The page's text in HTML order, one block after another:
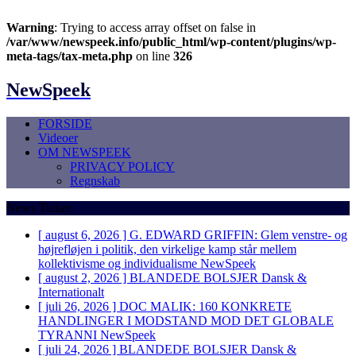
Warning: Trying to access array offset on false in
/var/www/newspeek.info/public_html/wp-content/plugins/wp-
meta-tags/tax-meta.php on line 326
NewSpeek
FORSIDE
Videoer
OM NEWSPEEK
PRIVACY POLICY
Regnskab
News Ticker
[ august 6, 2026 ] G. EDWARD GRIFFIN: Glem venstre- og
højrefløjen i politik, den virkelige kamp står mellem
kollektivisme og individualisme NewSpeek
[ august 2, 2026 ] BLANDEDE BOLSJER Dansk &
Internationalt
[ juli 26, 2026 ] DOC MALIK: 160 KONKRETE
HANDLINGER I MODSTAND MOD DET GLOBALE
TYRANNI NewSpeek
[ juli 24, 2026 ] BLANDEDE BOLSJER Dansk &